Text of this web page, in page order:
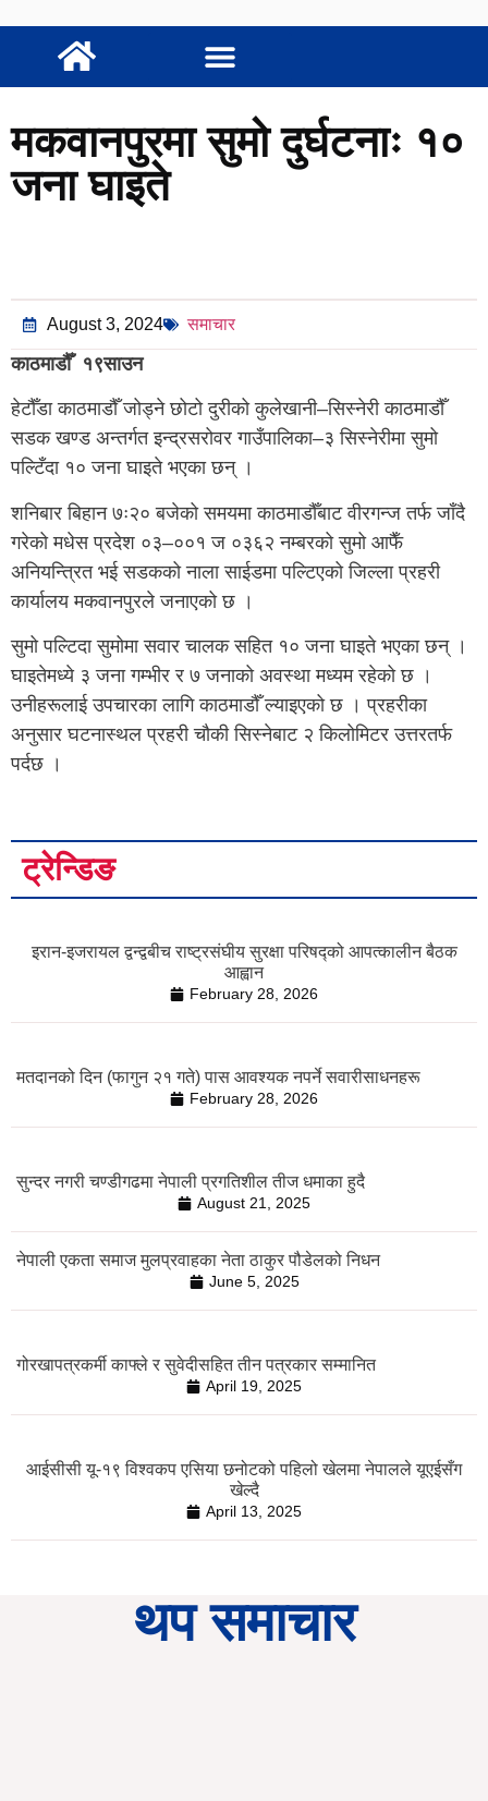
मकवानपुरमा सुमो दुर्घटनाः १०
जना घाइते
ट्रेन्डिङ
इरान-इजरायल द्वन्द्वबीच राष्ट्रसंघीय सुरक्षा परिषद्को आपत्कालीन बैठक
आह्वान
February 28, 2026
मतदानको दिन (फागुन २१ गते) पास आवश्यक नपर्ने सवारीसाधनहरू
February 28, 2026
सुन्दर नगरी चण्डीगढमा नेपाली प्रगतिशील तीज धमाका हुदै
August 21, 2025
नेपाली एकता समाज मुलप्रवाहका नेता ठाकुर पौडेलको निधन
June 5, 2025
गोरखापत्रकर्मी काफ्ले र सुवेदीसहित तीन पत्रकार सम्मानित
April 19, 2025
आईसीसी यू-१९ विश्वकप एसिया छनोटको पहिलो खेलमा नेपालले यूएईसँग
खेल्दै
April 13, 2025
August 3, 2024 समाचार
काठमाडौँ १९साउन
हेटौँडा काठमाडौँ जोड्ने छोटो दुरीको कुलेखानी–सिस्नेरी काठमाडौँ
सडक खण्ड अन्तर्गत इन्द्रसरोवर गाउँपालिका–३ सिस्नेरीमा सुमो
पल्टिँदा १० जना घाइते भएका छन् ।
शनिबार बिहान ७ः२० बजेको समयमा काठमाडौँबाट वीरगन्ज तर्फ जाँदै
गरेको मधेस प्रदेश ०३–००१ ज ०३६२ नम्बरको सुमो आफैँ
अनियन्त्रित भई सडकको नाला साईडमा पल्टिएको जिल्ला प्रहरी
कार्यालय मकवानपुरले जनाएको छ ।
सुमो पल्टिदा सुमोमा सवार चालक सहित १० जना घाइते भएका छन् ।
घाइतेमध्ये ३ जना गम्भीर र ७ जनाको अवस्था मध्यम रहेको छ ।
उनीहरूलाई उपचारका लागि काठमाडौँ ल्याइएको छ । प्रहरीका
अनुसार घटनास्थल प्रहरी चौकी सिस्नेबाट २ किलोमिटर उत्तरतर्फ
पर्दछ ।
थप समाचार